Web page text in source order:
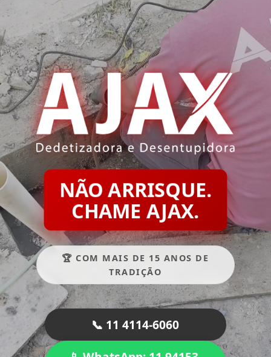
NÃO ARRISQUE.
CHAME AJAX.
🏆 COM MAIS DE 15 ANOS DE
TRADIÇÃO
📞 11 4114-6060